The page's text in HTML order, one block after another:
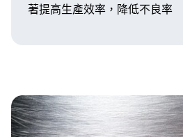
著提高生產效率，降低不良率